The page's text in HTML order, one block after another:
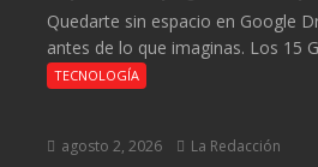
Quedarte sin espacio en Google
antes de lo que imaginas. Los 15
TECNOLOGÍA
agosto 2, 2026 La Redacción